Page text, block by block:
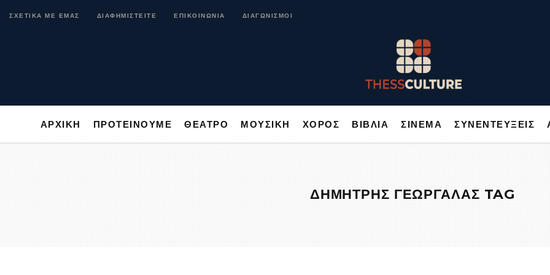
ΣΧΕΤΙΚΑ ΜΕ ΕΜΑΣ ΔΙΑΦΗΜΙΣΤΕΙΤΕ ΕΠΙΚΟΙΝΩΝΙΑ ΔΙΑΓΩΝΙΣΜΟΙ
ΑΡΧΙΚΗ ΠΡΟΤΕΙΝΟΥΜΕ ΘΕΑΤΡΟ ΜΟΥΣΙΚΗ ΧΟΡΟΣ ΒΙΒΛΙΑ ΣΙΝΕΜΑ ΣΥΝΕΝΤΕΥΞΕΙΣ
ΑΡΧΙΚΗ ΠΡΟΤΕΙΝΟΥΜΕ ΘΕΑΤΡΟ ΜΟΥΣΙΚΗ
ΔΗΜΗΤΡΗΣ ΓΕΩΡΓΑΛΑΣ TAG